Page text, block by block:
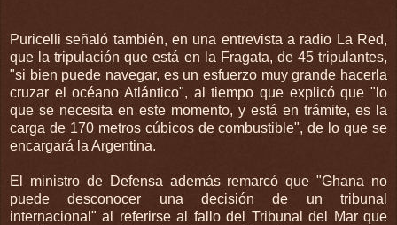
Puricelli señaló también, en una entrevista a radio La Red,
que la tripulación que está en la Fragata, de 45 tripulantes,
"si bien puede navegar, es un esfuerzo muy grande hacerla
cruzar el océano Atlántico", al tiempo que explicó que "lo
que se necesita en este momento, y está en trámite, es la
carga de 170 metros cúbicos de combustible", de lo que se
encargará la Argentina.
El ministro de Defensa además remarcó que "Ghana no
puede desconocer una decisión de un tribunal
internacional" al referirse al fallo del Tribunal del Mar que